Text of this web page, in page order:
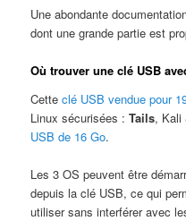
Une abondante
dont une grande partie est
Où trouver une clé USB
Cetteclé USB vendue pour
Linux sécurisées :Tails, Kali
USB de 16 Go.
Les 3 OS peuvent être
depuis la clé USB, ce qui
utiliser sans interférer avec